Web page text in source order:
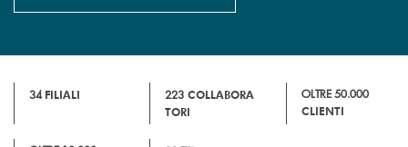
34FILIALI 223 COLLABORA
TORI
OLTRE 50.000
CLIENTI